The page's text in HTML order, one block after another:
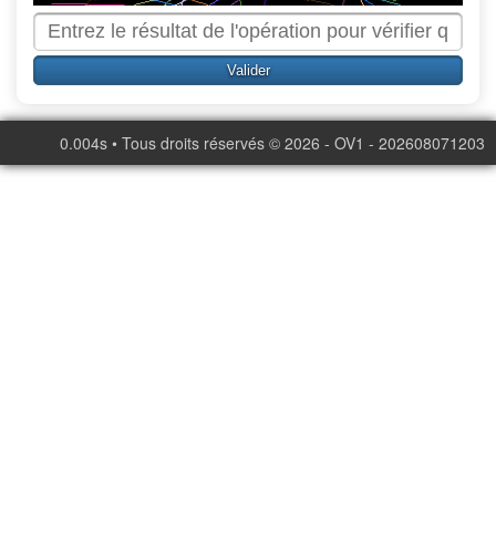
0.004s • Tous droits réservés © 2026 - OV1 - 202608071203